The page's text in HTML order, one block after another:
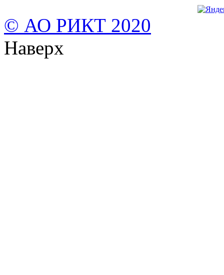
© АО РИКТ 2020
Наверх